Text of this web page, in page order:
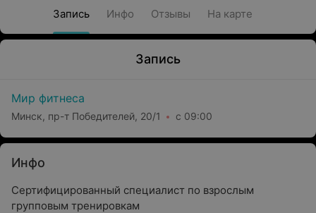
Запись Инфо Отзывы На карте
Запись
Мир фитнеса
Минск, пр-т Победителей, 20/1 с 09:00
Инфо
Сертифицированный специалист по взрослым
групповым тренировкам